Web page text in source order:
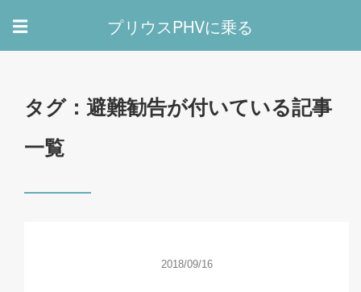
☰ プリウスPHVに乗る
タグ：避難勧告が付いている記事
一覧
2018/09/16